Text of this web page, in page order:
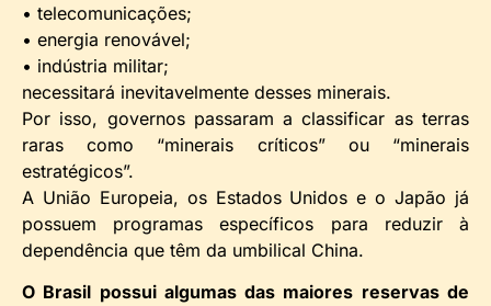
• telecomunicações;
• energia renovável;
• indústria militar;
necessitará inevitavelmente desses minerais.
Por isso, governos passaram a classificar as terras
raras como “minerais críticos” ou “minerais
estratégicos”.
A União Europeia, os Estados Unidos e o Japão já
possuem programas específicos para reduzir à
dependência que têm da umbilical China.
O Brasil possui algumas das maiores reservas de